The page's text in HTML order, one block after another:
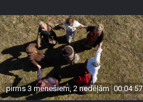
pirms 3 mēnešiem, 2 nedēļām 00:04:57